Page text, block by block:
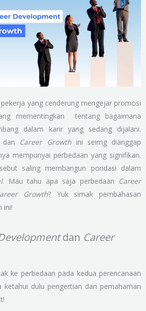
yang cenderung mengejar promosi
mementingkan tentang bagaimana
dalam karir yang sedang dijalani.
Career Growth ini seirng dianggap
mempunyai perbedaan yang signifikan.
saling membangun pondasi dalam
. Mau tahu apa saja perbedaan Career
Growth? Yuk simak pembahasan
ini!
dan Career
ke perbedaan pada kedua perencanaan
ketahui dulu pengertian dan pemahaman